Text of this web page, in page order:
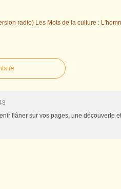
radio) Les Mots de la culture :
flâner sur vos pages. une découverte